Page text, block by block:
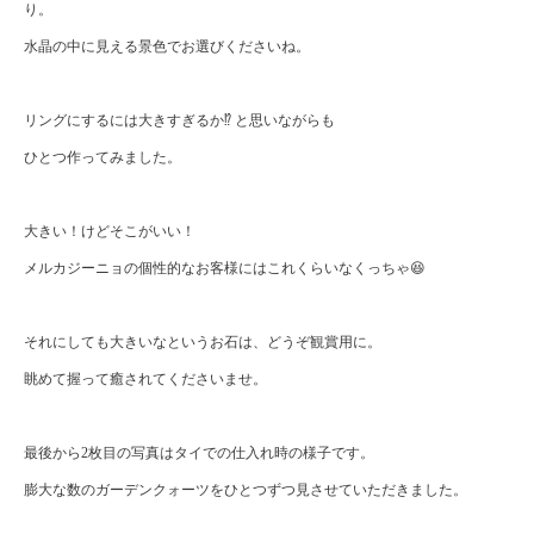
り。
水晶の中に見える景色でお選びくださいね。
リングにするには大きすぎるか⁉︎ と思いながらも
ひとつ作ってみました。
大きい！けどそこがいい！
メルカジーニョの個性的なお客様にはこれくらいなくっちゃ😆
それにしても大きいなというお石は、どうぞ観賞用に。
眺めて握って癒されてくださいませ。
最後から2枚目の写真はタイでの仕入れ時の様子です。
膨大な数のガーデンクォーツをひとつずつ見させていただきました。